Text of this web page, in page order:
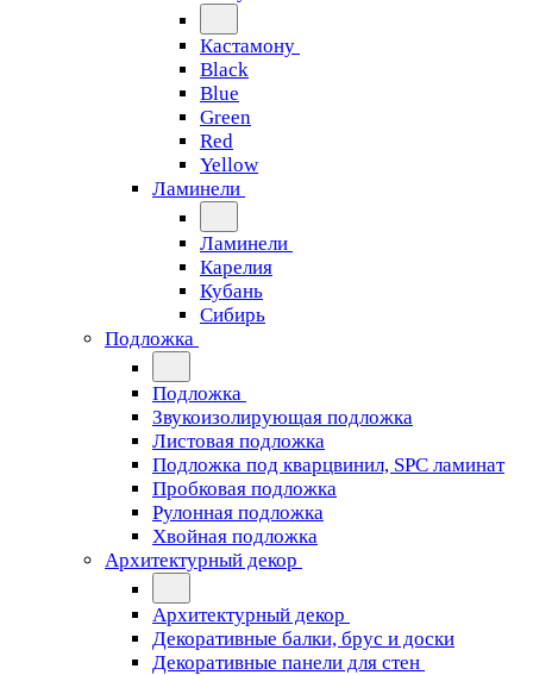
Кастамону
Black
Blue
Green
Red
Yellow
Ламинели
Ламинели
Карелия
Кубань
Сибирь
Подложка
Подложка
Звукоизолирующая подложка
Листовая подложка
Подложка под кварцвинил, SPC ламинат
Пробковая подложка
Рулонная подложка
Хвойная подложка
Архитектурный декор
Архитектурный декор
Декоративные балки, брус и доски
Декоративные панели для стен